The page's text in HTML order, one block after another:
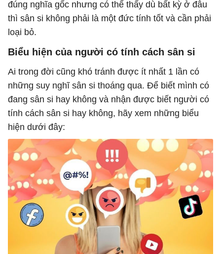
đúng nghĩa gốc nhưng có thể thấy dù bất kỳ ở đâu
thì sân si không phải là một đức tính tốt và cần phải
loại bỏ.
Biểu hiện của người có tính cách sân si
Ai trong đời cũng khó tránh được ít nhất 1 lần có
những suy nghĩ sân si thoáng qua. Để biết mình có
đang sân si hay không và nhận được biết người có
tính cách sân si hay không, hãy xem những biểu
hiện dưới đây: